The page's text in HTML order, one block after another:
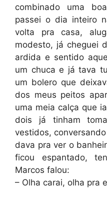
combinado uma
passei o dia inteiro
volta pra casa,
modesto, já cheguei
ardida e sentido
um chuca e já tava
um bolero que
dos meus peitos
uma meia calça que
dois já tinham
vestidos,
dava pra ver o
ficou espantado,
Marcos falou:
– Olha carai, olha pra